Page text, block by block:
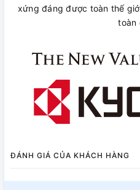
xứng đáng được toàn thế
toàn
ĐÁNH GIÁ CỦA KHÁCH HÀNG